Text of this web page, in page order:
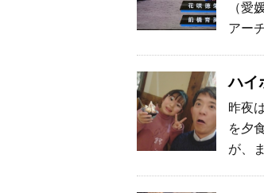
（愛
アー
ハイ
昨夜
を夕
が、